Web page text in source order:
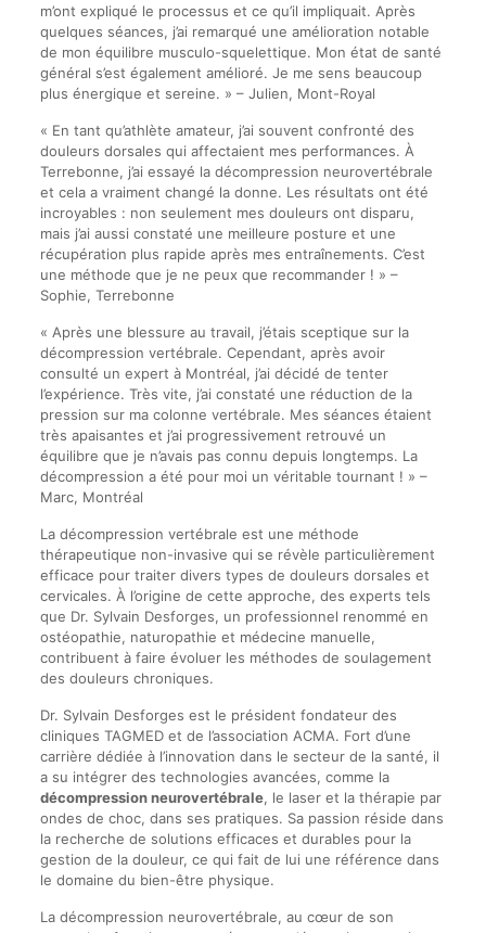
m’ont expliqué le processus et ce qu’il impliquait. Après
quelques séances, j’ai remarqué une amélioration notable
de mon équilibre musculo-squelettique. Mon état de santé
général s’est également amélioré. Je me sens beaucoup
plus énergique et sereine. » – Julien, Mont-Royal
« En tant qu’athlète amateur, j’ai souvent confronté des
douleurs dorsales qui affectaient mes performances. À
Terrebonne, j’ai essayé la décompression neurovertébrale
et cela a vraiment changé la donne. Les résultats ont été
incroyables : non seulement mes douleurs ont disparu,
mais j’ai aussi constaté une meilleure posture et une
récupération plus rapide après mes entraînements. C’est
une méthode que je ne peux que recommander ! » –
Sophie, Terrebonne
« Après une blessure au travail, j’étais sceptique sur la
décompression vertébrale. Cependant, après avoir
consulté un expert à Montréal, j’ai décidé de tenter
l’expérience. Très vite, j’ai constaté une réduction de la
pression sur ma colonne vertébrale. Mes séances étaient
très apaisantes et j’ai progressivement retrouvé un
équilibre que je n’avais pas connu depuis longtemps. La
décompression a été pour moi un véritable tournant ! » –
Marc, Montréal
La décompression vertébrale est une méthode
thérapeutique non-invasive qui se révèle particulièrement
efficace pour traiter divers types de douleurs dorsales et
cervicales. À l’origine de cette approche, des experts tels
que Dr. Sylvain Desforges, un professionnel renommé en
ostéopathie, naturopathie et médecine manuelle,
contribuent à faire évoluer les méthodes de soulagement
des douleurs chroniques.
Dr. Sylvain Desforges est le président fondateur des
cliniques TAGMED et de l’association ACMA. Fort d’une
carrière dédiée à l’innovation dans le secteur de la santé, il
a su intégrer des technologies avancées, comme la
décompression neurovertébrale, le laser et la thérapie par
ondes de choc, dans ses pratiques. Sa passion réside dans
la recherche de solutions efficaces et durables pour la
gestion de la douleur, ce qui fait de lui une référence dans
le domaine du bien-être physique.
La décompression neurovertébrale, au cœur de son